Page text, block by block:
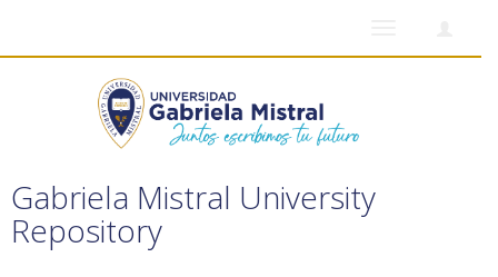
Gabriela Mistral University
Repository